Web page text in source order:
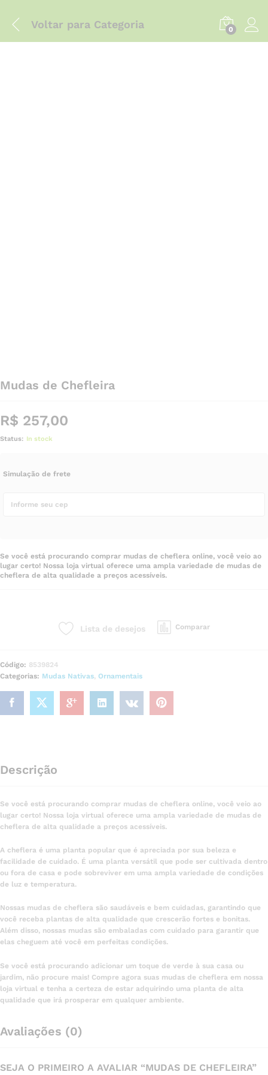
Voltar para Categoria 0
Mudas de Chefleira
R$ 257,00
Status: In stock
Simulação de frete
Se você está procurando comprar mudas de cheflera online, você veio ao
lugar certo! Nossa loja virtual oferece uma ampla variedade de mudas de
cheflera de alta qualidade a preços acessíveis.
Lista de desejos Comparar
Código: 8539824
Categorias: Mudas Nativas Ornamentais
Descrição
Se você está procurando comprar mudas de cheflera online, você veio ao
lugar certo! Nossa loja virtual oferece uma ampla variedade de mudas de
cheflera de alta qualidade a preços acessíveis.
A cheflera é uma planta popular que é apreciada por sua beleza e
facilidade de cuidado. É uma planta versátil que pode ser cultivada dentro
ou fora de casa e pode sobreviver em uma ampla variedade de condições
de luz e temperatura.
Nossas mudas de cheflera são saudáveis e bem cuidadas, garantindo que
você receba plantas de alta qualidade que crescerão fortes e bonitas.
Além disso, nossas mudas são embaladas com cuidado para garantir que
elas cheguem até você em perfeitas condições.
Se você está procurando adicionar um toque de verde à sua casa ou
jardim, não procure mais! Compre agora suas mudas de cheflera em nossa
loja virtual e tenha a certeza de estar adquirindo uma planta de alta
qualidade que irá prosperar em qualquer ambiente.
Avaliações (0)
SEJA O PRIMEIRO A AVALIAR “MUDAS DE CHEFLEIRA”